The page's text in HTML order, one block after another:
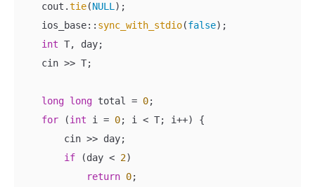
    cout.
tie(NULL );
    ios_base::
sync_with_stdio(false);
int T, day;
    cin >> T;
long long total = 0;
for (int i = 0; i < T; i++) {
        cin >> day;
if (day < 2)
return 0;